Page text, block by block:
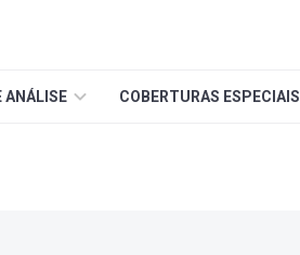
ANÁLISE COBERTURAS ESPECIAIS